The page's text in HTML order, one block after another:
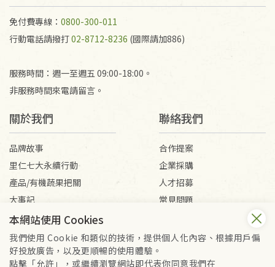
免付費專線： 0800-300-011
行動電話請撥打02-8712-8236 (國際請加886)
服務時間：週一至週五 09:00-18:00。
非服務時間來電請留言。
關於我們
品牌故事
里仁七大永續行動
產品/有機蔬果把關
大事記
媒體報導
聯絡我們
合作提案
企業採購
人才招募
常見問題
會員服務條款 隱私權政策
本網站使用 Cookies
我們使用 Cookie 和類似的技術，提供個人化內容、根據用戶偏
好投放廣告，以及更順暢的使用體驗。
點擊「允許」，或繼續瀏覽網站即代表你同意我們在